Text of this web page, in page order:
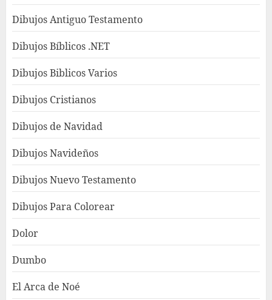
Dibujos Antiguo Testamento
Dibujos Bíblicos .NET
Dibujos Biblicos Varios
Dibujos Cristianos
Dibujos de Navidad
Dibujos Navideños
Dibujos Nuevo Testamento
Dibujos Para Colorear
Dolor
Dumbo
El Arca de Noé